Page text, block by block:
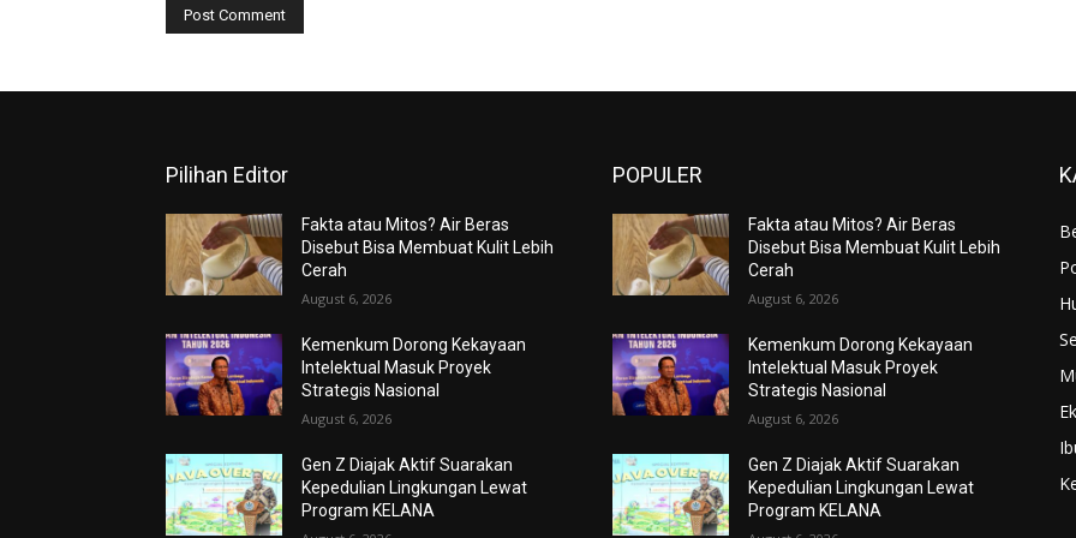
Pilihan Editor
Fakta atau Mitos? Air Beras
Disebut Bisa Membuat Kulit Lebih
Cerah
August 6, 2026
Kemenkum Dorong Kekayaan
Intelektual Masuk Proyek
Strategis Nasional
August 6, 2026
Gen Z Diajak Aktif Suarakan
Kepedulian Lingkungan Lewat
Program KELANA
POPULER
Fakta atau Mitos? Air Beras
Disebut Bisa Membuat Kulit Lebih
Cerah
August 6, 2026
Kemenkum Dorong Kekayaan
Intelektual Masuk Proyek
Strategis Nasional
August 6, 2026
Gen Z Diajak Aktif Suarakan
Kepedulian Lingkungan Lewat
Program KELANA